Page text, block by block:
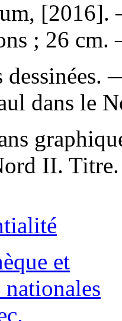
[2016].
; 26
dessinées.
dans le
II.